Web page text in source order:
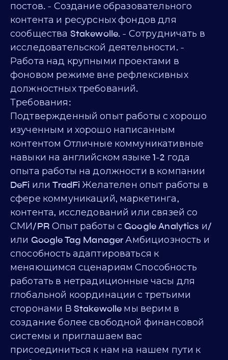
постов. - Создание образовательного
контента и ресурсных фондов для
сообщества Stakewolle. - Сотрудничать в
исследовательской деятельности. -
Работа над крупными проектами в
фоновом режиме вне рефлексивных
должностных требований.
Требования:
Подтвержденный опыт работы с хорошо
изученным и хорошо написанным
контентом Отличные коммуникативные
навыки на английском языке 1-2 года
опыта работы на должности в компании
DeFi или TradFi Желателен опыт работы в
сфере коммуникаций, маркетинга,
контента, исследований или связей со
СМИ/PR Опыт работы с Google Analytics и/
или Google Tag Manager Амбициозность и
способность адаптироваться к
меняющимся сценариям Способность
работать в нетрадиционные часы для
глобальной координации с третьими
сторонами В Stakewolle мы верим в
создание более свободной финансовой
системы и приглашаем вас
присоединиться к нам на нашем пути к